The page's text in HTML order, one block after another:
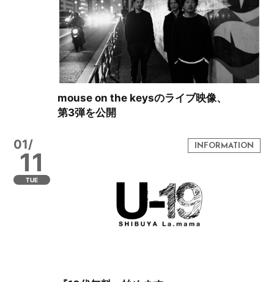
mouse on the keysのライブ映像、
第3弾を公開
01/
11
TUE